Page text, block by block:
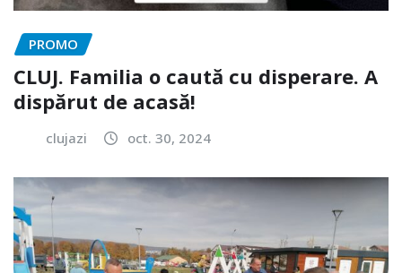
PROMO
CLUJ. Familia o caută cu disperare. A
dispărut de acasă!
clujazi oct. 30, 2024